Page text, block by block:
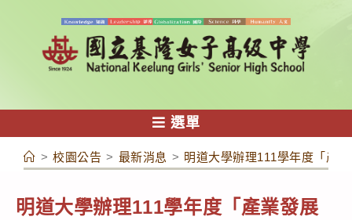
容
選單
> 校園公告 > 最新消息 > 明道大學辦理111學年度「產
明道大學辦理111學年度「產業發展